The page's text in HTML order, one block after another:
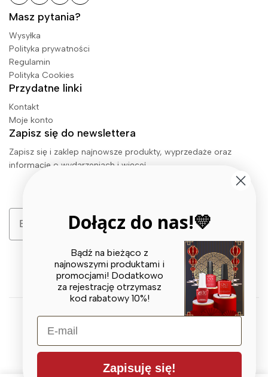
Masz pytania?
Wysyłka
Polityka prywatności
Regulamin
Polityka Cookies
Przydatne linki
Kontakt
Moje konto
Zapisz się do newslettera
Zapisz się i zaklep najnowsze produkty, wyprzedaże oraz
informacje o wydarzeniach i więcej.
Email
Zapisz się
© 2026 X BEAUTY GROUP. All Rights Reserved
Dołącz do nas!💛
Bądź na bieżąco z
najnowszymi produktami i
promocjami! Dodatkowo
za rejestrację otrzymasz
kod rabatowy 10%!
E-mail
Zapisuję się!